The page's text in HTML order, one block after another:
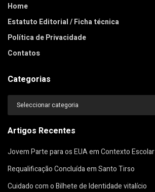
Home
Estatuto Editorial / Ficha técnica
Política de Privacidade
Contatos
Categorias
Categorias
Artigos Recentes
Jovem Parte para os EUA em Contexto Escolar
Requalificação Concluída em Santo Tirso
Cuidado com o Bilhete de Identidade vitalício